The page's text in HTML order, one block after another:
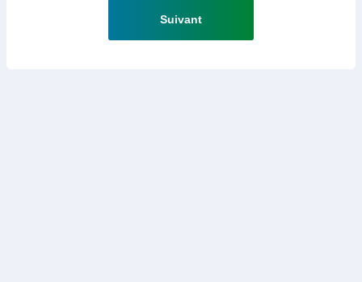
Suivant